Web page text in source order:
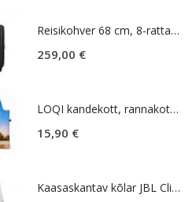
Reisikohver 68 cm, 8-rattaline, must, laiendatav, TSA koodlukk, Samsonite Upscape
259,00 €
LOQI kandekott, rannakott, reisikott, Estravel Beach Bag
15,90 €
Kaasaskantav kõlar JBL Clip 5, IP67, valge